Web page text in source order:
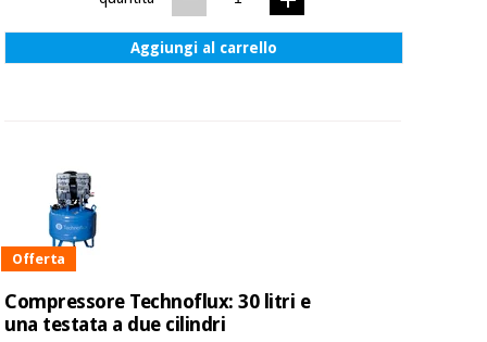
Ortopedia
Veterinario
Ortopedia
Aggiungi al carrello
Offerta
Compressore Technoflux: 30 litri e
una testata a due cilindri